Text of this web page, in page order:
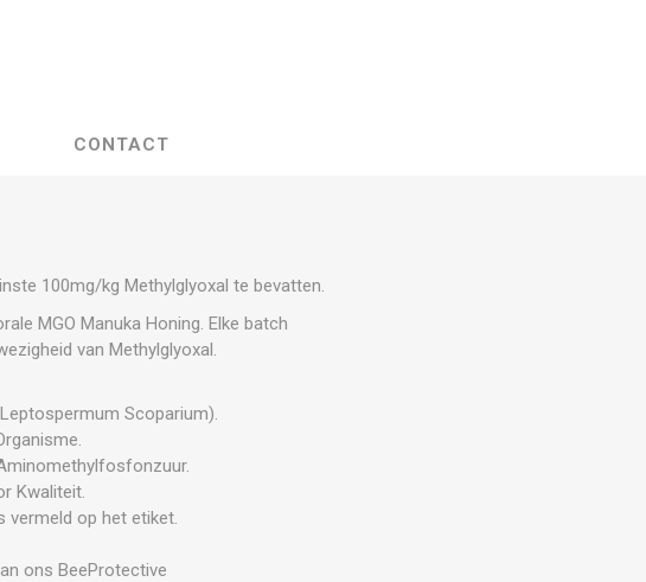
CONTACT
100mg/kg Methylglyoxal te bevatten.
MGO Manuka Honing. Elke batch
van Methylglyoxal.
Scoparium).
Kwaliteit.
vermeld op het etiket.
ons BeeProtective